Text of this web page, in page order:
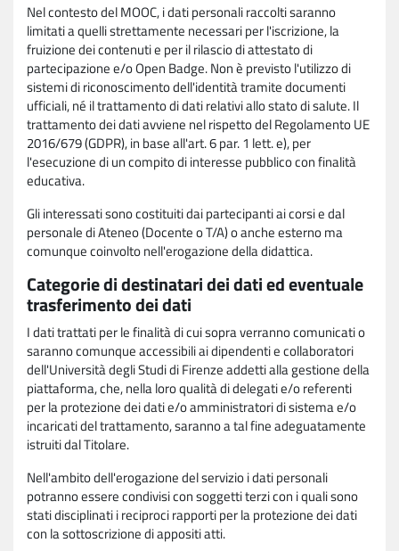
Nel contesto del MOOC, i dati personali raccolti saranno
limitati a quelli strettamente necessari per l'iscrizione, la
fruizione dei contenuti e per il rilascio di attestato di
partecipazione e/o Open Badge. Non è previsto l'utilizzo di
sistemi di riconoscimento dell'identità tramite documenti
ufficiali, né il trattamento di dati relativi allo stato di salute. Il
trattamento dei dati avviene nel rispetto del Regolamento UE
2016/679 (GDPR), in base all'art. 6 par. 1 lett. e), per
l'esecuzione di un compito di interesse pubblico con finalità
educativa.
Gli interessati sono costituiti dai partecipanti ai corsi e dal
personale di Ateneo (Docente o T/A) o anche esterno ma
comunque coinvolto nell'erogazione della didattica.
Categorie di destinatari dei dati ed eventuale
trasferimento dei dati
I dati trattati per le finalità di cui sopra verranno comunicati o
saranno comunque accessibili ai dipendenti e collaboratori
dell'Università degli Studi di Firenze addetti alla gestione della
piattaforma, che, nella loro qualità di delegati e/o referenti
per la protezione dei dati e/o amministratori di sistema e/o
incaricati del trattamento, saranno a tal fine adeguatamente
istruiti dal Titolare.
Nell'ambito dell'erogazione del servizio i dati personali
potranno essere condivisi con soggetti terzi con i quali sono
stati disciplinati i reciproci rapporti per la protezione dei dati
con la sottoscrizione di appositi atti.